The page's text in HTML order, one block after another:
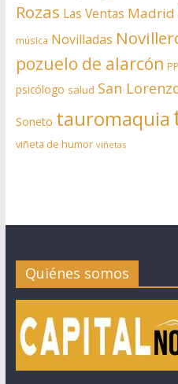
Rozas Las Ventas Madrid
música Novilladas
pozuelo de alarcón PP
psicólogo salud San
Soneto tauromaquia
viñeta de humor viñetas
Quiénes somos